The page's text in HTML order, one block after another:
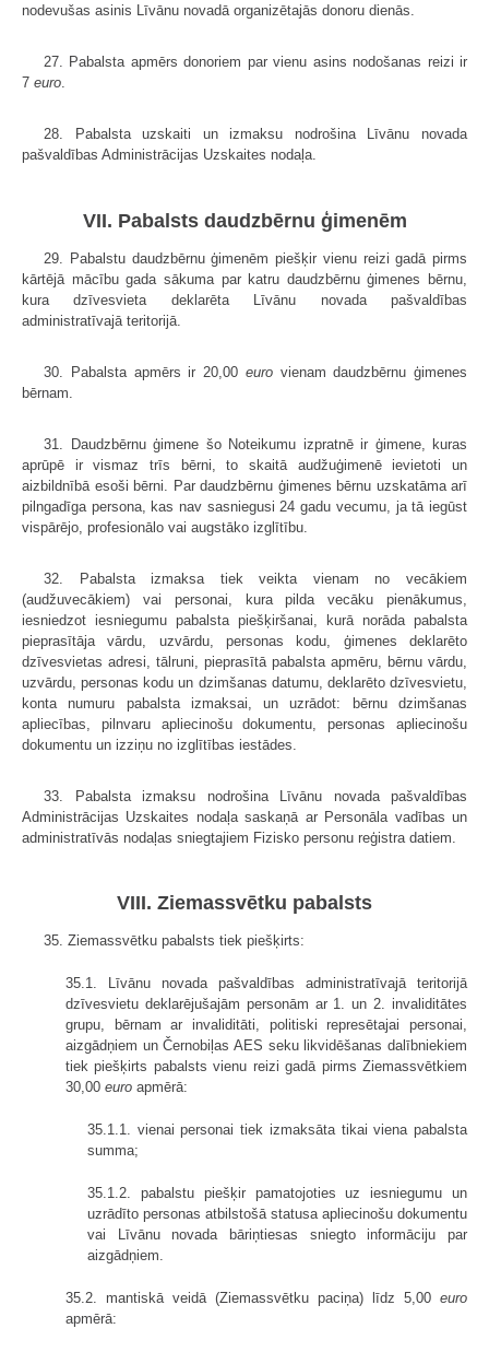
nodevušas asinis Līvānu novadā organizētajās donoru dienās.
27. Pabalsta apmērs donoriem par vienu asins nodošanas reizi ir
7 euro
28. Pabalsta uzskaiti un izmaksu nodrošina Līvānu novada
pašvaldības Administrācijas Uzskaites nodaļa.
VII. Pabalsts daudzbērnu ģimenēm
29. Pabalstu daudzbērnu ģimenēm piešķir vienu reizi gadā pirms
kārtējā mācību gada sākuma par katru daudzbērnu ģimenes bērnu,
kura dzīvesvieta deklarēta Līvānu novada pašvaldības
administratīvajā teritorijā.
30. Pabalsta apmērs ir 20,00 eurovienam daudzbērnu ģimenes
bērnam.
31. Daudzbērnu ģimene šo Noteikumu izpratnē ir ģimene, kuras
aprūpē ir vismaz trīs bērni, to skaitā audžuģimenē ievietoti un
aizbildnībā esoši bērni. Par daudzbērnu ģimenes bērnu uzskatāma arī
pilngadīga persona, kas nav sasniegusi 24 gadu vecumu, ja tā iegūst
vispārējo, profesionālo vai augstāko izglītību.
32. Pabalsta izmaksa tiek veikta vienam no vecākiem
(audžuvecākiem) vai personai, kura pilda vecāku pienākumus,
iesniedzot iesniegumu pabalsta piešķiršanai, kurā norāda pabalsta
pieprasītāja vārdu, uzvārdu, personas kodu, ģimenes deklarēto
dzīvesvietas adresi, tālruni, pieprasītā pabalsta apmēru, bērnu vārdu,
uzvārdu, personas kodu un dzimšanas datumu, deklarēto dzīvesvietu,
konta numuru pabalsta izmaksai, un uzrādot: bērnu dzimšanas
apliecības, pilnvaru apliecinošu dokumentu, personas apliecinošu
dokumentu un izziņu no izglītības iestādes.
33. Pabalsta izmaksu nodrošina Līvānu novada pašvaldības
Administrācijas Uzskaites nodaļa saskaņā ar Personāla vadības un
administratīvās nodaļas sniegtajiem Fizisko personu reģistra datiem.
VIII. Ziemassvētku pabalsts
35. Ziemassvētku pabalsts tiek piešķirts:
35.1. Līvānu novada pašvaldības administratīvajā teritorijā
dzīvesvietu deklarējušajām personām ar 1. un 2. invaliditātes
grupu, bērnam ar invaliditāti, politiski represētajai personai,
aizgādņiem un Černobiļas AES seku likvidēšanas dalībniekiem
tiek piešķirts pabalsts vienu reizi gadā pirms Ziemassvētkiem
30,00 euro apmērā:
35.1.1. vienai personai tiek izmaksāta tikai viena pabalsta
summa;
35.1.2. pabalstu piešķir pamatojoties uz iesniegumu un
uzrādīto personas atbilstošā statusa apliecinošu dokumentu
vai Līvānu novada bāriņtiesas sniegto informāciju par
aizgādņiem.
35.2. mantiskā veidā (Ziemassvētku paciņa) līdz 5,00 euro
apmērā: